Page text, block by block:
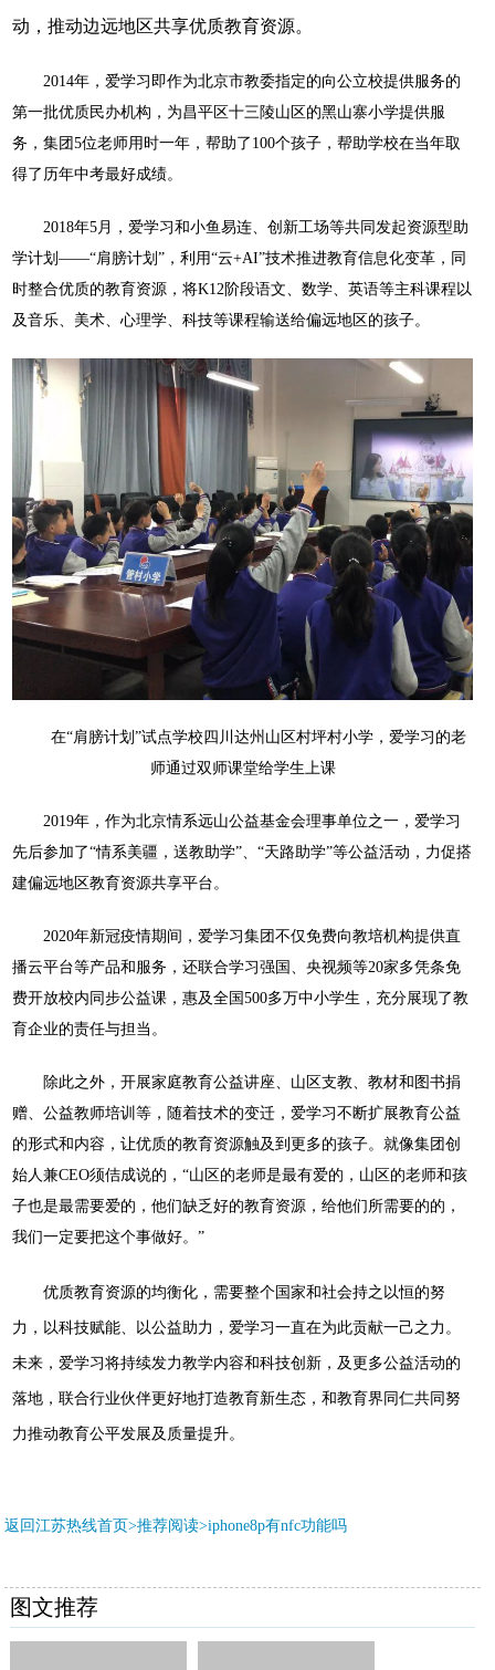
动，推动边远地区共享优质教育资源。
2014年，爱学习即作为北京市教委指定的向公立校提供服务的
第一批优质民办机构，为昌平区十三陵山区的黑山寨小学提供服
务，集团5位老师用时一年，帮助了100个孩子，帮助学校在当年取
得了历年中考最好成绩。
2018年5月，爱学习和小鱼易连、创新工场等共同发起资源型助
学计划——“肩膀计划”，利用“云+AI”技术推进教育信息化变革，同
时整合优质的教育资源，将K12阶段语文、数学、英语等主科课程以
及音乐、美术、心理学、科技等课程输送给偏远地区的孩子。
在“肩膀计划”试点学校四川达州山区村坪村小学，爱学习的老
师通过双师课堂给学生上课
2019年，作为北京情系远山公益基金会理事单位之一，爱学习
先后参加了“情系美疆，送教助学”、“天路助学”等公益活动，力促搭
建偏远地区教育资源共享平台。
2020年新冠疫情期间，爱学习集团不仅免费向教培机构提供直
播云平台等产品和服务，还联合学习强国、央视频等20家多凭条免
费开放校内同步公益课，惠及全国500多万中小学生，充分展现了教
育企业的责任与担当。
除此之外，开展家庭教育公益讲座、山区支教、教材和图书捐
赠、公益教师培训等，随着技术的变迁，爱学习不断扩展教育公益
的形式和内容，让优质的教育资源触及到更多的孩子。就像集团创
始人兼CEO须佶成说的，“山区的老师是最有爱的，山区的老师和孩
子也是最需要爱的，他们缺乏好的教育资源，给他们所需要的的，
我们一定要把这个事做好。”
优质教育资源的均衡化，需要整个国家和社会持之以恒的努
力，以科技赋能、以公益助力，爱学习一直在为此贡献一己之力。
未来，爱学习将持续发力教学内容和科技创新，及更多公益活动的
落地，联合行业伙伴更好地打造教育新生态，和教育界同仁共同努
力推动教育公平发展及质量提升。
返回江苏热线首页>推荐阅读>iphone8p有nfc功能吗
图文推荐